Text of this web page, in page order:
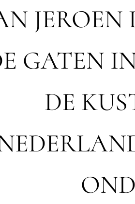
JEROEN
GATEN
DE